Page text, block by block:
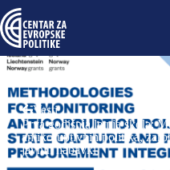
Vesti
Prva godišnja letnja škola:
antikoruptivnih politika,
javnih nabavki